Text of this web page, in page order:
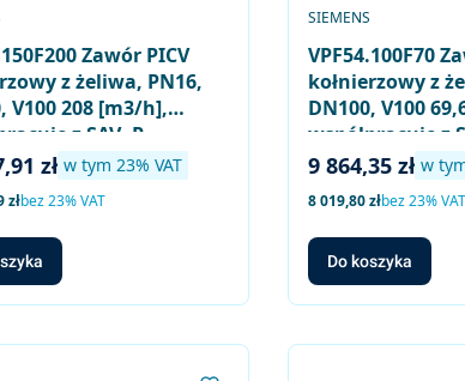
Zawór PICV
z żeliwa, PN16,
V100 208 [m3/h],
z SAV..P..,
zł w tym %s VAT
w tym 23% VAT
złbez 23% VAT
VPF54.100F70
kołnierzowy z
DN100, V100
współpracuje z
SQV..P..
PRODUCENT
SIEMENS
Cena brutto
9 864,35 zł w
w
Cena netto
8 019,80 złbez 23% VAT
Do koszyka